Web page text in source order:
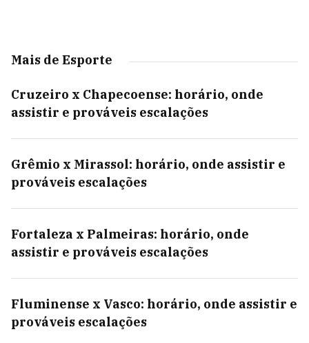
Mais de Esporte
Cruzeiro x Chapecoense: horário, onde
assistir e prováveis escalações
Grêmio x Mirassol: horário, onde assistir e
prováveis escalações
Fortaleza x Palmeiras: horário, onde
assistir e prováveis escalações
Fluminense x Vasco: horário, onde assistir e
prováveis escalações